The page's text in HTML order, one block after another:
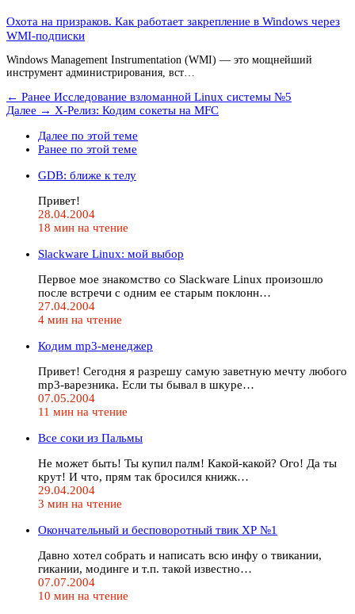
Охота на призраков. Как работает закрепление в Windows через
WMI-подписки
Windows Management Instrumentation (WMI) — это мощнейший
инструмент администрирования, вст…
← Ранее Исследование взломанной Linux системы №5
Далее → Х-Релиз: Кодим сокеты на MFC
Далее по этой теме
Ранее по этой теме
GDB: ближе к телу
Привет!
28.04.2004
18 мин на чтение
Slackware Linux: мой выбор
Первое мое знакомство со Slackware Linux произошло
после встречи с одним ее старым поклонн…
27.04.2004
4 мин на чтение
Кодим mp3-менеджер
Привет! Сегодня я разрешу самую заветную мечту любого
mp3-варезника. Если ты бывал в шкуре…
07.05.2004
11 мин на чтение
Все соки из Пальмы
Не может быть! Ты купил палм! Какой-какой? Ого! Да ты
крут! И что, прям так бросился книжк…
29.04.2004
3 мин на чтение
Окончательный и бесповоротный твик ХР №1
Давно хотел собрать и написать всю инфу о твикании,
гикании, модинге и т.п. такой известно…
07.07.2004
10 мин на чтение